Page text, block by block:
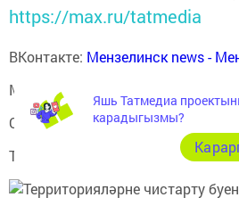
https://max.ru/tatmedia
ВКонтакте: Мензелинск news -
MAX:
Новости Мензелинска -
Одноклассники:ok.ru/menzelinsk
Telegram-канал:
Мензелинск
Яшь Татмедиа
карадыгызмы?